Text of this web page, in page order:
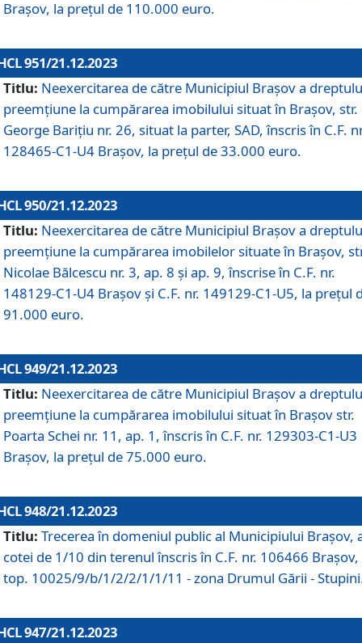
Brașov, la prețul de 110.000 euro.
951/21.12.2023
Titlu: Neexercitarea de către Municipiul Brașov a
preemțiune la cumpărarea imobilului situat în Brașov, str.
George Barițiu nr. 26, situat la parter, SAD, înscris în C.F.
128465-C1-U4 Brașov, la prețul de 33.000 euro.
950/21.12.2023
Titlu: Neexercitarea de către Municipiul Brașov a
preemțiune la cumpărarea imobilelor situate în Brașov,
Nicolae Bălcescu nr. 3, ap. 8 și ap. 9, înscrise în C.F. nr.
148129-C1-U4 Brașov și C.F. nr. 149129-C1-U5, la prețul
91.000 euro.
949/21.12.2023
Titlu: Neexercitarea de către Municipiul Brașov a
preemțiune la cumpărarea imobilului situat în Brașov str.
Poarta Schei nr. 11, ap. 1, înscris în C.F. nr. 129303-C1-U3
Brașov, la prețul de 75.000 euro.
948/21.12.2023
Titlu: Trecerea în domeniul public al Municipiului Braşov,
cotei de 1/10 din terenul înscris în C.F. nr. 106466 Brașov,
top. 10025/9/b/1/2/2/1/1/11 - zona Drumul Gării -
947/21.12.2023